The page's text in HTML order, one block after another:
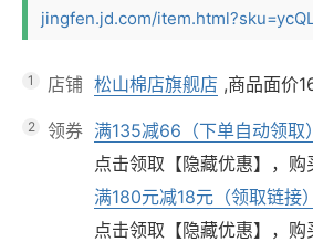
jingfen.jd.com/
1 店铺 松山棉店旗舰店 ,商品面价
2 领券 满135减66（下单自动领取）
点击领取【隐藏优惠】，购
满180元减18元（领取链接）
点击领取【隐藏优惠】，购